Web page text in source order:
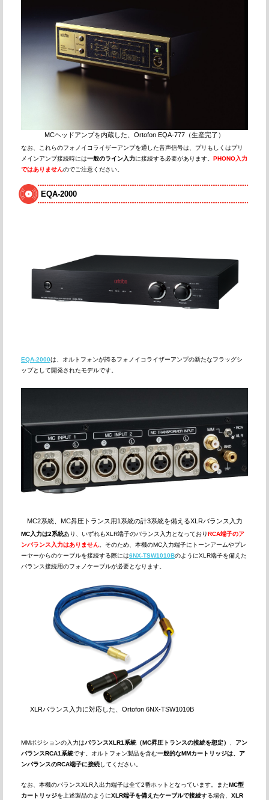
MCヘッドアンプを内蔵した、Ortofon EQA-777（生産完了）
なお、これらのフォノイコライザーアンプを通した音声信号は、プリもしくはプリ
メインアンプ接続時には一般のライン入力に接続する必要があります。 PHONO入力
ではありませんのでご注意ください。
EQA-2000
EQA-2000は、オルトフォンが誇るフォノイコライザーアンプの新たなフラッグシ
ップとして開発されたモデルです。
MC2系統、MC昇圧トランス用1系統の計3系統を備えるXLRバランス入力
MC入力は2系統あり、いずれもXLR端子のバランス入力となっておりRCA端子のア
ンバランス入力はありません 。そのため、本機のMC入力端子にトーンアームやプレ
ーヤーからのケーブルを接続する際には6NX-TSW1010BのようにXLR端子を備えた
バランス接続用のフォノケーブルが必要となります。
XLRバランス入力に対応した、Ortofon 6NX-TSW1010B
MMポジションの入力はバランスXLR1系統（MC昇圧トランスの接続を想定）
アン
バランスRCA1系統です。オルトフォン製品を含む一般的なMMカートリッジは、ア
ンバランスのRCA端子に接続してください。
なお、本機のバランスXLR入出力端子は全て2番ホットとなっています。またMC型
カートリッジを上述製品のようにXLR端子を備えたケーブルで接続する場合、 XLR